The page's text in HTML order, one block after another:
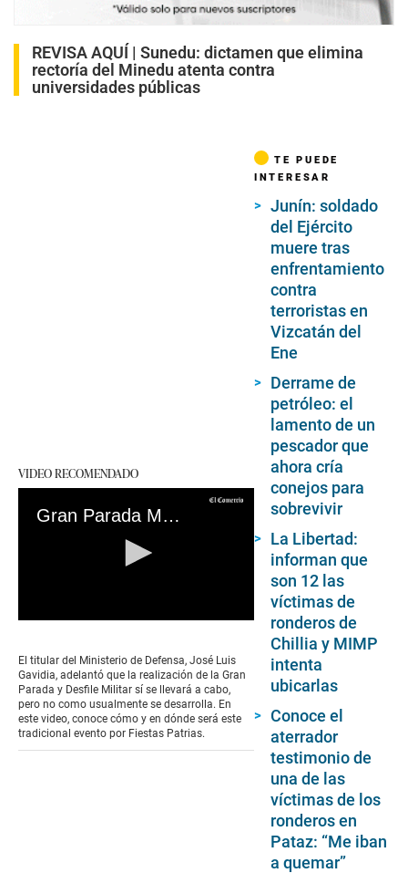
REVISA AQUÍ | Sunedu: dictamen que elimina
rectoría del Minedu atenta contra
universidades públicas
VIDEO RECOMENDADO
Gran Parada Militar 2022: ¿Dónde y cómo se realizará el tradicional evento por Fiestas Patrias?
of
0
seconds
El titular del Ministerio de Defensa, José Luis
Gavidia, adelantó que la realización de la Gran
Parada y Desfile Militar sí se llevará a cabo,
pero no como usualmente se desarrolla. En
este video, conoce cómo y en dónde será este
tradicional evento por Fiestas Patrias.
TE PUEDE
INTERESAR
Junín: soldado
del Ejército
muere tras
enfrentamiento
contra
terroristas en
Vizcatán del
Ene
Derrame de
petróleo: el
lamento de un
pescador que
ahora cría
conejos para
sobrevivir
La Libertad:
informan que
son 12 las
víctimas de
ronderos de
Chillia y MIMP
intenta
ubicarlas
Conoce el
aterrador
testimonio de
una de las
víctimas de los
ronderos en
Pataz: “Me iban
a quemar”